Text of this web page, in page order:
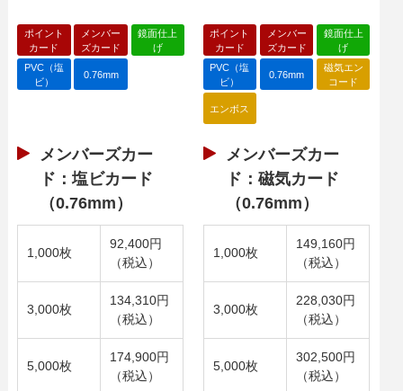
ポイント
カード
メンバー
ズカード
鏡面仕上
げ
PVC（塩
ビ）
0.76mm
メンバーズカー
ド：塩ビカード
（0.76mm）
1,000枚
92,400円
（税込）
3,000枚
134,310円
（税込）
5,000枚
174,900円
（税込）
ポイント
カード
メンバー
ズカード
鏡面仕上
げ
PVC（塩
ビ）
0.76mm
磁気エン
コード
エンボス
メンバーズカー
ド：磁気カード
（0.76mm）
1,000枚
149,160円
（税込）
3,000枚
228,030円
（税込）
5,000枚
302,500円
（税込）